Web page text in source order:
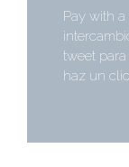
Pay with
tweet
haz un